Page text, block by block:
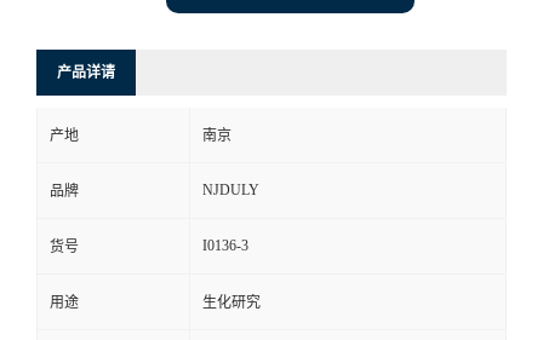
产品详请
产地 南京
品牌 NJDULY
货号 I0136-3
用途 生化研究